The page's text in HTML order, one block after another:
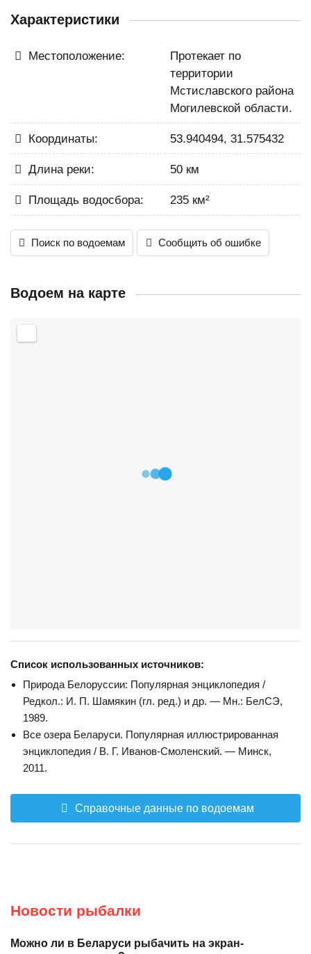
Характеристики
Местоположение:
Протекает по
территории
Мстиславского района
Могилевской области.
Координаты: 53.940494, 31.575432
Длина реки: 50 км
Площадь водосбора: 235 км²
Поиск по водоемам Сообщить об ошибке
Водоем на карте
Список использованных источников:
Природа Белоруссии: Популярная энциклопедия /
Редкол.: И. П. Шамякин (гл. ред.) и др. — Мн.: БелСЭ,
1989.
Все озера Беларуси. Популярная иллюстрированная
энциклопедия / В. Г. Иванов-Смоленский. — Минск,
2011.
Справочные данные по водоемам
Новости рыбалки
Можно ли в Беларуси рыбачить на экран-